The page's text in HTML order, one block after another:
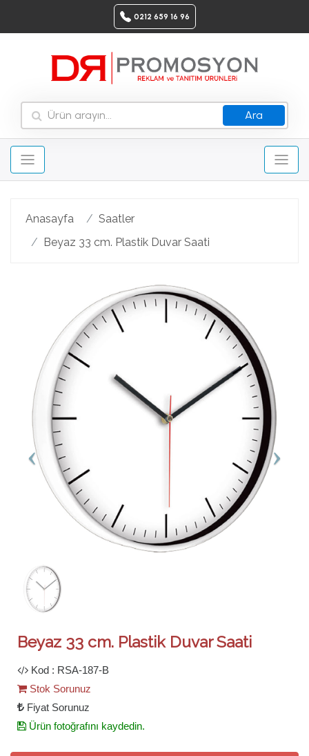
0212 659 16 96
Ara
Anasayfa
Saatler
Beyaz 33 cm. Plastik Duvar Saati
Beyaz 33 cm. Plastik Duvar Saati
Kod : RSA-187-B
Stok Sorunuz
Fiyat Sorunuz
Ürün fotoğrafını kaydedin.